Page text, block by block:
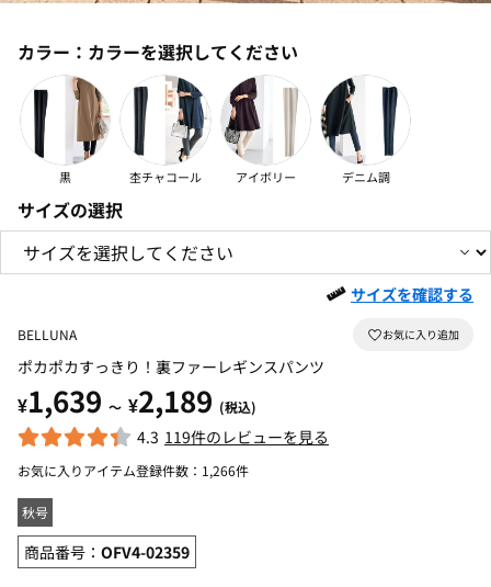
カラー： カラーを選択してください
黒 杢チャコール アイボリー デニム調
サイズの選択
サイズを確認する
BELLUNA
ポカポカすっきり！裏ファーレギンスパンツ
¥1,639 ～ ¥2,189 (税込)
4.3 119件のレビューを見る
お気に入りアイテム登録件数： 1,266件
秋号
商品番号： OFV4-02359